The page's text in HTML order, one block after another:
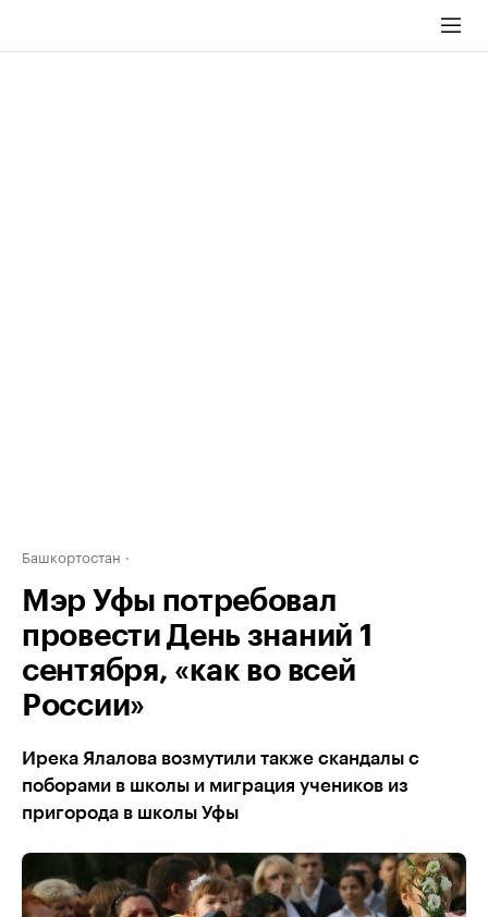
Башкортостан
Мэр Уфы потребовал
провести День знаний 1
сентября, «как во всей
России»
Ирека Ялалова возмутили также скандалы с
поборами в школы и миграция учеников из
пригорода в школы Уфы